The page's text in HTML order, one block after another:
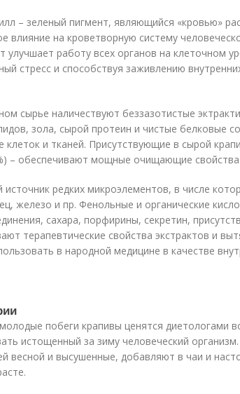
– зеленый пигмент, являющийся «кровью»
влияние на кроветворную систему
работу всех органов на клеточном
стресс и способствуя заживлению
сырье наличествуют беззазотистые
зола, сырой протеин и чистые белковые
клеток и тканей. Присутствующие в сырой
– обеспечивают мощные очищающие свойства
редких микроэлементов, в числе
железо и пр. Фенольные и органические
сахара, порфирины, секретин,
терапевтические свойства экстрактов и
в народной медицине в качестве
побеги крапивы ценятся диетологами
истощенный за зиму человеческий
весной и высушенные, добавляют в чаи и